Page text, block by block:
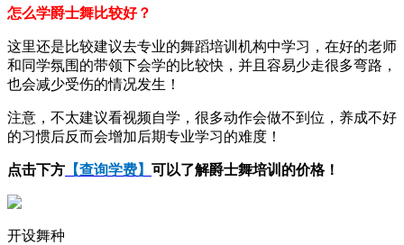
怎么学爵士舞比较好？
这里还是比较建议去专业的舞蹈培训机构中学习，在好的老师
和同学氛围的带领下会学的比较快，并且容易少走很多弯路，
也会减少受伤的情况发生！
注意，不太建议看视频自学，很多动作会做不到位，养成不好
的习惯后反而会增加后期专业学习的难度！
点击下方 【查询学费】 可以了解爵士舞培训的价格！
开设舞种